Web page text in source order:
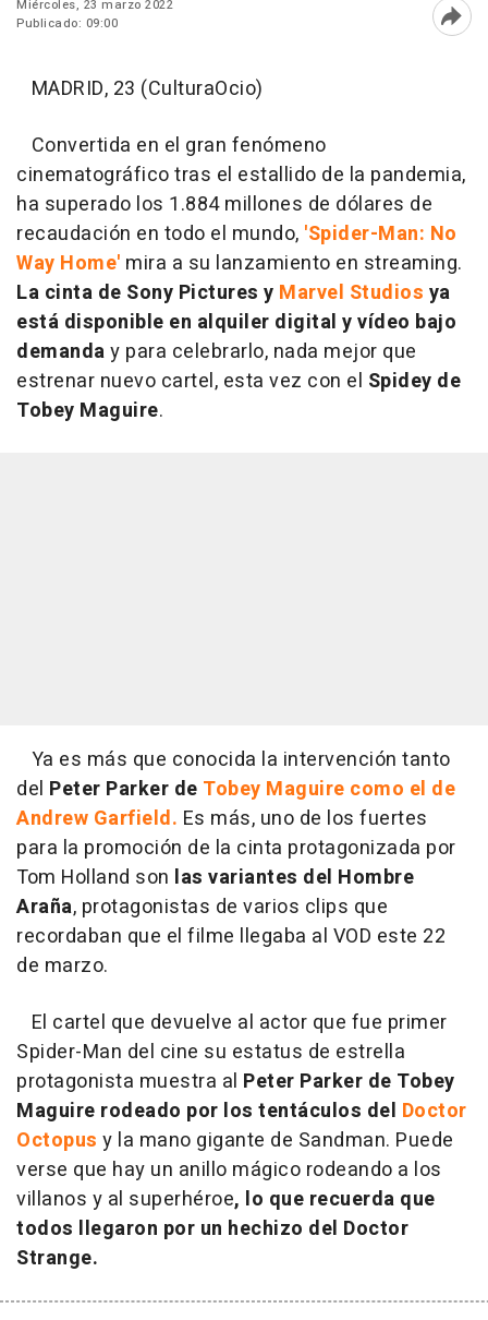
Miércoles, 23 marzo 2022
Publicado: 09:00
MADRID, 23 (CulturaOcio)
Convertida en el gran fenómeno
cinematográfico tras el estallido de la pandemia,
ha superado los 1.884 millones de dólares de
recaudación en todo el mundo, 'Spider-Man: No
Way Home' mira a su lanzamiento en streaming.
La cinta de Sony Pictures y Marvel Studios ya
está disponible en alquiler digital y vídeo bajo
demanday para celebrarlo, nada mejor que
estrenar nuevo cartel, esta vez con el Spidey de
Tobey Maguire.
Ya es más que conocida la intervención tanto
del Peter Parker de Tobey Maguire como el de
Andrew Garfield. Es más, uno de los fuertes
para la promoción de la cinta protagonizada por
Tom Holland son las variantes del Hombre
Araña, protagonistas de varios clips que
recordaban que el filme llegaba al VOD este 22
de marzo.
El cartel que devuelve al actor que fue primer
Spider-Man del cine su estatus de estrella
protagonista muestra al Peter Parker de Tobey
Maguire rodeado por los tentáculos del Doctor
Octopus y la mano gigante de Sandman. Puede
verse que hay un anillo mágico rodeando a los
villanos y al superhéroe, lo que recuerda que
todos llegaron por un hechizo del Doctor
Strange.